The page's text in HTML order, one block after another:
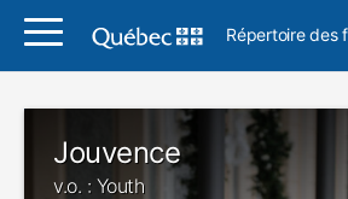
Répertoire des
Jouvence
v.o. : Youth